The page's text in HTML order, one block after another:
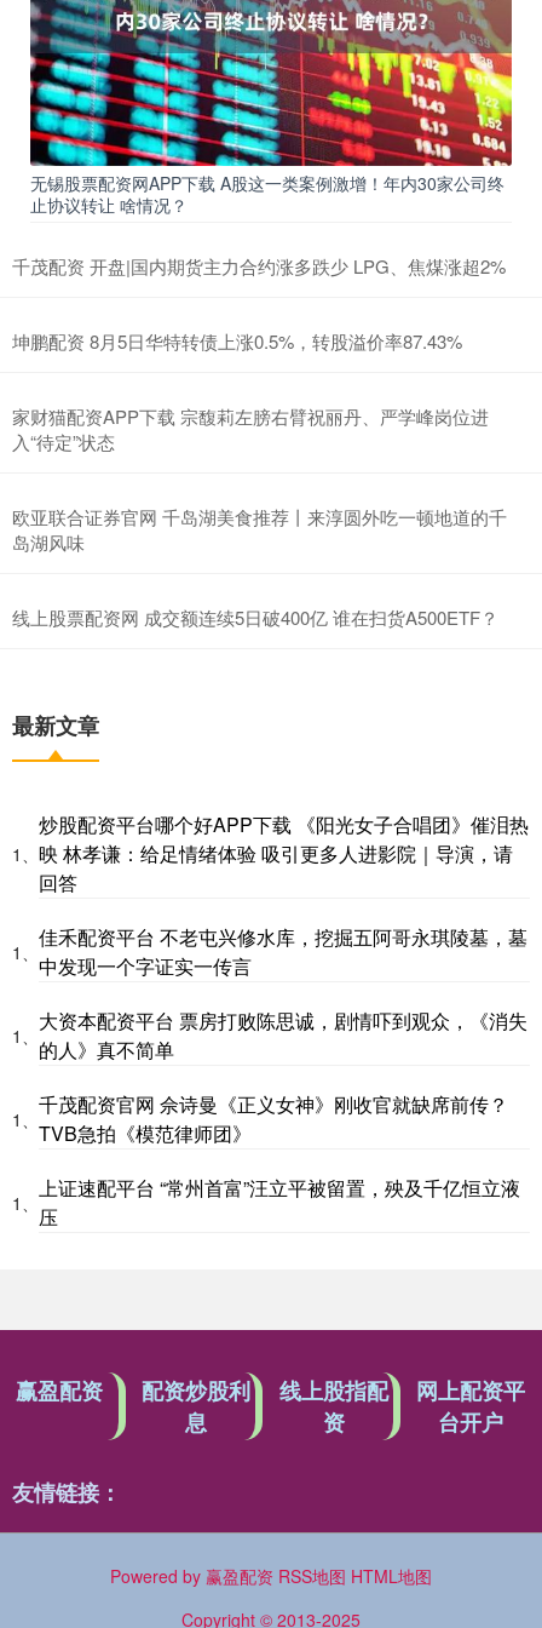
无锡股票配资网APP下载 A股这一类案例激增！年内30家公司终
止协议转让 啥情况？
千茂配资 开盘|国内期货主力合约涨多跌少 LPG、焦煤涨超2%
坤鹏配资 8月5日华特转债上涨0.5%，转股溢价率87.43%
家财猫配资APP下载 宗馥莉左膀右臂祝丽丹、严学峰岗位进
入“待定”状态
欧亚联合证券官网 千岛湖美食推荐丨来淳圆外吃一顿地道的千
岛湖风味
线上股票配资网 成交额连续5日破400亿 谁在扫货A500ETF？
最新文章
1、
炒股配资平台哪个好APP下载 《阳光女子合唱团》催泪热
映 林孝谦：给足情绪体验 吸引更多人进影院｜导演，请
回答
1、
佳禾配资平台 不老屯兴修水库，挖掘五阿哥永琪陵墓，墓
中发现一个字证实一传言
1、
大资本配资平台 票房打败陈思诚，剧情吓到观众，《消失
的人》真不简单
1、
千茂配资官网 佘诗曼《正义女神》刚收官就缺席前传？
TVB急拍《模范律师团》
1、
上证速配平台 “常州首富”汪立平被留置，殃及千亿恒立液
压
赢盈配资
配资炒股利
息
线上股指配
资
网上配资平
台开户
友情链接：
Powered by 赢盈配资 RSS地图 HTML地图
Copyright © 2013-2025